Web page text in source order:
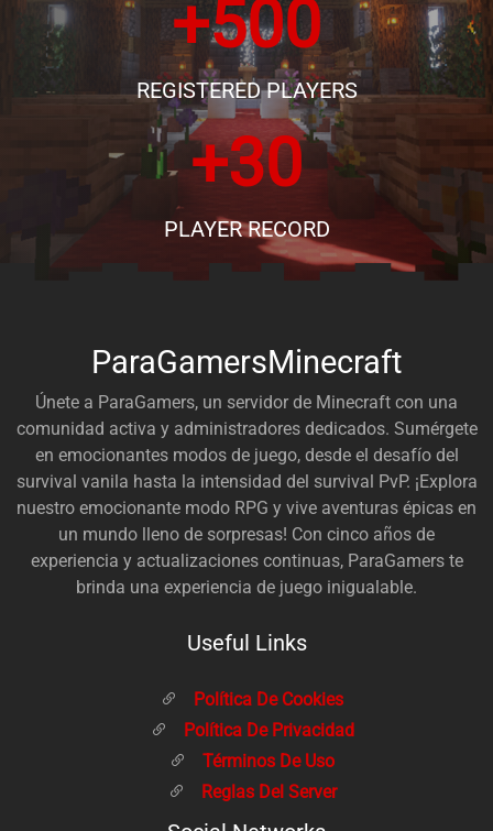
+500
REGISTERED PLAYERS
+30
PLAYER RECORD
ParaGamersMinecraft
Únete a ParaGamers, un servidor de Minecraft con una
comunidad activa y administradores dedicados. Sumérgete
en emocionantes modos de juego, desde el desafío del
survival vanila hasta la intensidad del survival PvP. ¡Explora
nuestro emocionante modo RPG y vive aventuras épicas en
un mundo lleno de sorpresas! Con cinco años de
experiencia y actualizaciones continuas, ParaGamers te
brinda una experiencia de juego inigualable.
Useful Links
Política De Cookies
Política De Privacidad
Términos De Uso
Reglas Del Server